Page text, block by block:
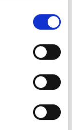
hvilke
tvunget til
det er din
en
en ældre
kan være